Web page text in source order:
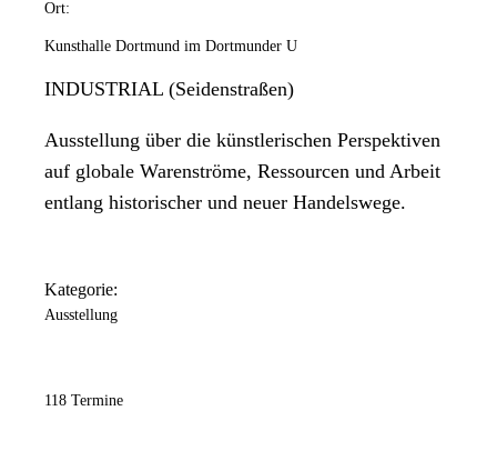
Ort:
Kunsthalle Dortmund im Dortmunder U
INDUSTRIAL (Seidenstraßen)
Ausstellung über die künstlerischen Perspektiven
auf globale Warenströme, Ressourcen und Arbeit
entlang historischer und neuer Handelswege.
Kategorie:
Ausstellung
118 Termine